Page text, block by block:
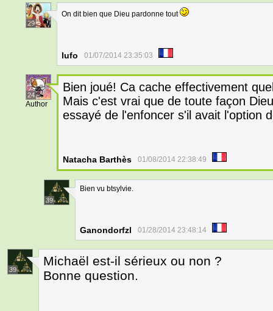
29
On dit bien que Dieu pardonne tout
lufo 01/07/2014 23:35:03
24
Author
Bien joué! Ca cache effectivement
Mais c'est vrai que de toute façon
essayé de l'enfoncer s'il avait l'option
Natacha Barthès 01/08/2014 22:38:49
39
Bien vu btsylvie.
Ganondorfzl 01/28/2014 23:48:14
39
Michaël est-il sérieux ou non ?
Bonne question.